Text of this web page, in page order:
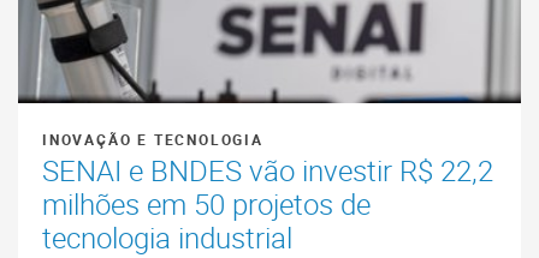
INOVAÇÃO E TECNOLOGIA
SENAI e BNDES vão investir R$ 22,2
milhões em 50 projetos de
tecnologia industrial